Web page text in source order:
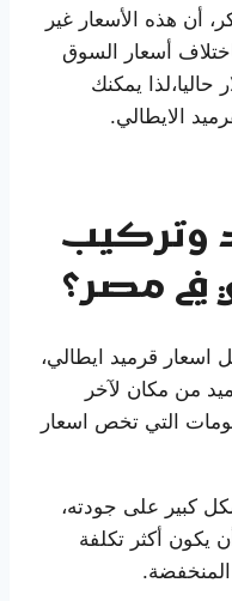
أن هذه الأسعار غير
أسعار السوق
يمكنك
الايطالي.
وتركيب
في مصر؟
اسعار قرميد ايطالي،
من مكان لآخر
التي تخص اسعار
كبير على جودته،
يكون أكثر تكلفة
المنخفضة.